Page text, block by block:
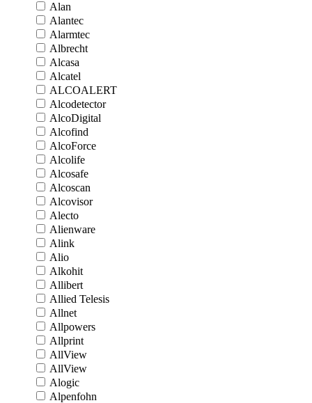
Alan
Alantec
Alarmtec
Albrecht
Alcasa
Alcatel
ALCOALERT
Alcodetector
AlcoDigital
Alcofind
AlcoForce
Alcolife
Alcosafe
Alcoscan
Alcovisor
Alecto
Alienware
Alink
Alio
Alkohit
Allibert
Allied Telesis
Allnet
Allpowers
Allprint
AllView
AllView
Alogic
Alpenfohn